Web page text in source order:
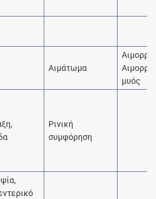
Αιμάτωμα
μυός
Ρινική
συμφόρηση